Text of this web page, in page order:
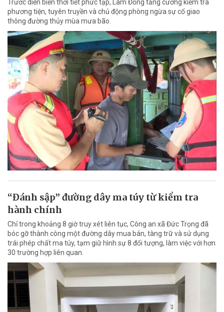
Trước diễn biến thời tiết phức tạp, Lâm Đồng tăng cường kiểm tra
phương tiện, tuyên truyền và chủ động phòng ngừa sự cố giao
thông đường thủy mùa mưa bão.
“Đánh sập” đường dây ma túy từ kiểm tra
hành chính
Chỉ trong khoảng 8 giờ truy xét liên tục, Công an xã Đức Trọng đã
bóc gỡ thành công một đường dây mua bán, tàng trữ và sử dụng
trái phép chất ma túy, tạm giữ hình sự 8 đối tượng, làm việc với hơn
30 trường hợp liên quan.